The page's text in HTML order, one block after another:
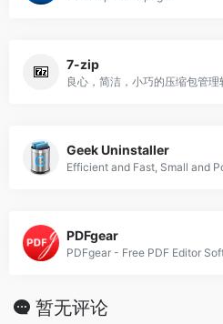
7-zip
良心，简洁，小巧的压缩包管理
Geek Uninstaller
Efficient and Fast, Small and
PDFgear
PDFgear - Free PDF Editor
暂无评论